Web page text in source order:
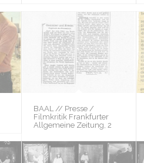
BAAL // Presse /
Filmkritik Frankfurter
Allgemeine Zeitung, 2